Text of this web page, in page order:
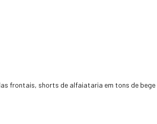
frontais, shorts de alfaiataria em tons de bege